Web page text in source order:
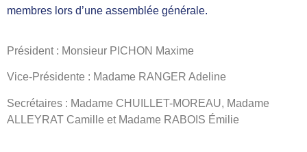
membres lors d’une assemblée générale.
Président : Monsieur PICHON Maxime
Vice-Présidente : Madame RANGER Adeline
Secrétaires : Madame CHUILLET-MOREAU, Madame
ALLEYRAT Camille et Madame RABOIS Émilie